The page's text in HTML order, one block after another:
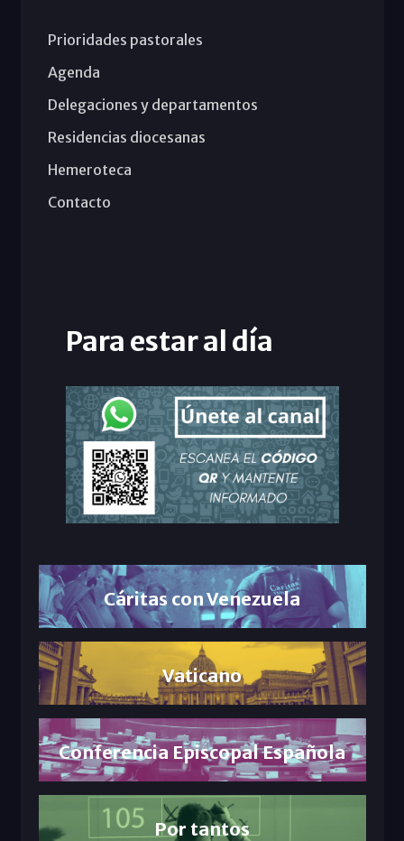
Prioridades pastorales
Agenda
Delegaciones y departamentos
Residencias diocesanas
Hemeroteca
Contacto
Para estar al día
Cáritas con Venezuela
Vaticano
Conferencia Episcopal Española
Por tantos